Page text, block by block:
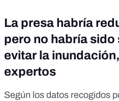
La presa habría
pero no habría
evitar la
expertos
Según los datos recogidos